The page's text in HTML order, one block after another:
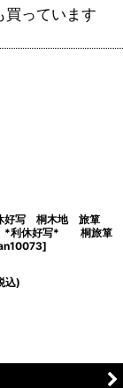
っています
休好写 桐木地 旅箪
写* 桐旅箪
]
込)